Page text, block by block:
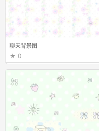
聊天背景图
0